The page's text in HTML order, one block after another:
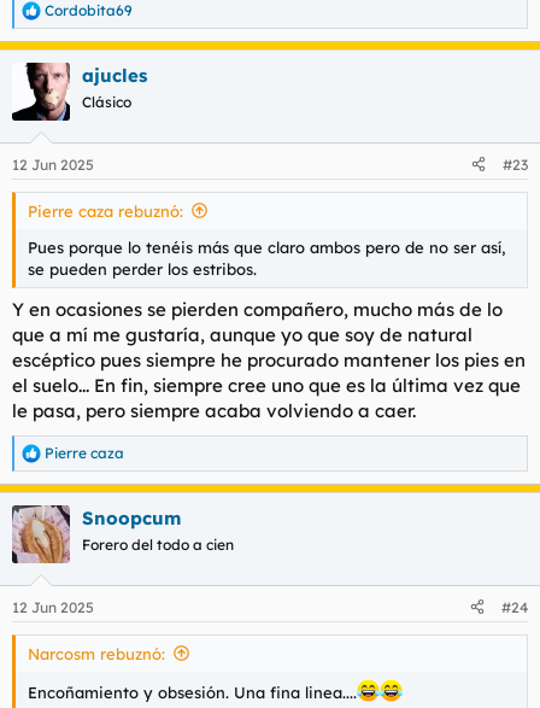
R
e
a
c
i
e
s
Cordobita69
ajucles
Clásico
12 Jun 2025 #23
Pierre caza rebuznó:
Pues porque lo tenéis más que claro ambos pero de no ser así,
se pueden perder los estribos.
Y en ocasiones se pierden compañero, mucho más de lo
que a mí me gustaría, aunque yo que soy de natural
escéptico pues siempre he procurado mantener los pies en
el suelo... En fin, siempre cree uno que es la última vez que
le pasa, pero siempre acaba volviendo a caer.
R
e
a
c
c
i
e
s
Pierre caza
Snoopcum
Forero del todo a cien
12 Jun 2025 #24
Narcosm rebuznó:
Encoñamiento y obsesión. Una fina linea....